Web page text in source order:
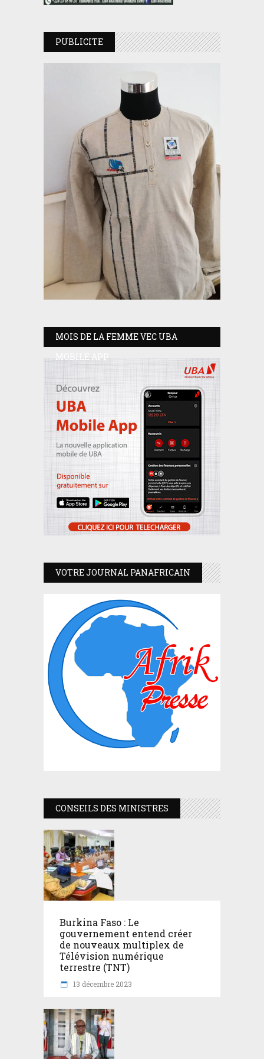
PUBLICITE
MOIS DE LA FEMME VEC UBA
MOBILE APP
VOTRE JOURNAL PANAFRICAIN
CONSEILS DES MINISTRES
Burkina Faso : Le
gouvernement entend créer
de nouveaux multiplex de
Télévision numérique
terrestre (TNT)
13 décembre 2023